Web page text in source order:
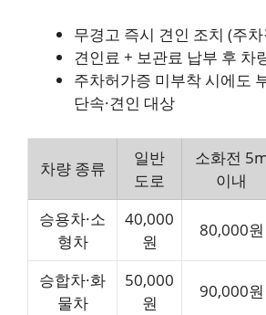
무경고 즉시 견인 조치 (주
견인료 + 보관료 납부 후 차
주차허가증 미부착 시에도
단속·견인 대상
차량 종류
일반
도로
소화전
이내
승용차·소
형차
40,000
원
80,000원
승합차·화
물차
50,000
원
90,000원